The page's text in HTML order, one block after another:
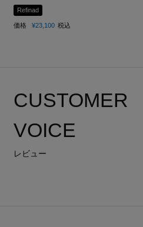
Refinad
価格 ¥23,100 税込
CUSTOMER
VOICE
レビュー